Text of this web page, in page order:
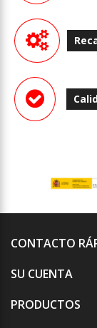
CONTACTO
SU CUENTA
PRODUCTOS